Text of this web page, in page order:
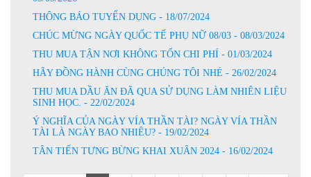
THÔNG BÁO TUYỂN DỤNG - 18/07/2024
CHÚC MỪNG NGÀY QUỐC TẾ PHỤ NỮ 08/03 - 08/03/2024
THU MUA TẬN NƠI KHÔNG TỐN CHI PHÍ - 01/03/2024
HÃY ĐỒNG HÀNH CÙNG CHÚNG TÔI NHÉ - 26/02/2024
THU MUA DẦU ĂN ĐÃ QUA SỬ DỤNG LÀM NHIÊN LIỆU
SINH HỌC. - 22/02/2024
Ý NGHĨA CỦA NGÀY VÍA THẦN TÀI? NGÀY VÍA THẦN
TÀI LÀ NGÀY BAO NHIÊU? - 19/02/2024
TÂN TIẾN TƯNG BỪNG KHAI XUÂN 2024 - 16/02/2024